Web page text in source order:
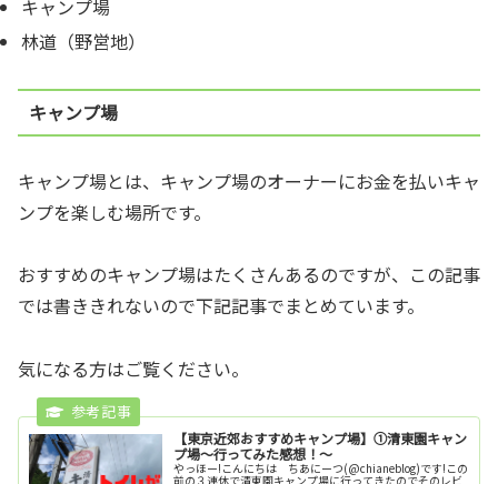
キャンプ場
林道（野営地）
キャンプ場
キャンプ場とは、キャンプ場のオーナーにお金を払いキャ
ンプを楽しむ場所です。
おすすめのキャンプ場はたくさんあるのですが、この記事
では書ききれないので下記記事でまとめています。
気になる方はご覧ください。
【東京近郊おすすめキャンプ場】①清東園キャン
プ場～行ってみた感想！～
やっほー!こんにちは ちあにーつ(@chianeblog)です!この
前の３連休で清東園キャンプ場に行ってきたのでそのレビ